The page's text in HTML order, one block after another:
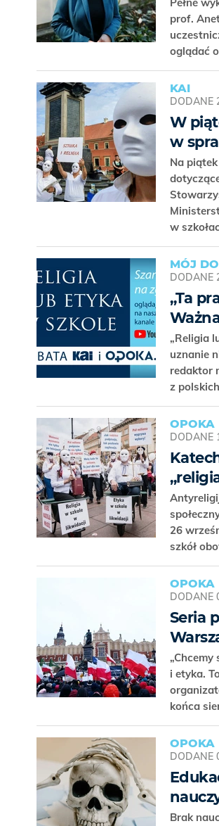
prof.
oglądać
KAI
DODANE
W
w
Na
w
MÓJ
DODANE
„Ta
„Religia
uznanie
redaktor
z
OPOKA
DODANE
26
szkół
OPOKA
DODANE
Seria
i etyka.
końca
OPOKA
DODANE
Brak